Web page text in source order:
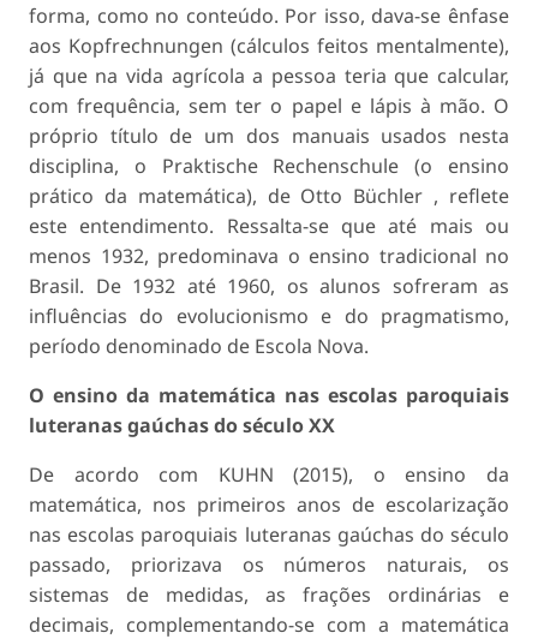
forma, como no conteúdo. Por isso, dava-se ênfase
aos Kopfrechnungen (cálculos feitos mentalmente),
já que na vida agrícola a pessoa teria que calcular,
com frequência, sem ter o papel e lápis à mão. O
próprio título de um dos manuais usados nesta
disciplina, o Praktische Rechenschule (o ensino
prático da matemática), de Otto Büchler , reflete
este entendimento. Ressalta-se que até mais ou
menos 1932, predominava o ensino tradicional no
Brasil. De 1932 até 1960, os alunos sofreram as
influências do evolucionismo e do pragmatismo,
período denominado de Escola Nova.
O ensino da matemática nas escolas paroquiais
luteranas gaúchas do século XX
De acordo com KUHN (2015), o ensino da
matemática, nos primeiros anos de escolarização
nas escolas paroquiais luteranas gaúchas do século
passado, priorizava os números naturais, os
sistemas de medidas, as frações ordinárias e
decimais, complementando-se com a matemática